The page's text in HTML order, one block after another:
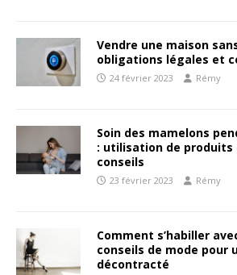
Vendre une maison
obligations légales et
24 février 2023 Rémy
Soin des mamelons
: utilisation de produits
conseils
23 février 2023 Rémy
Comment s’habiller
conseils de mode pour
décontracté